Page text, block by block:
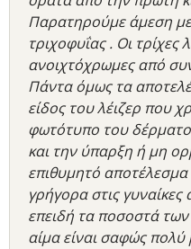
Παρατηρούμε άμεση
τριχοφυΐας . Οι τρίχες
ανοιχτόχρωμες από
Πάντα όμως τα
είδος του λέιζερ που
φωτότυπο του
και την ύπαρξη ή μη
επιθυμητό αποτέλεσμα
γρήγορα στις γυναίκες
επειδή τα ποσοστά
αίμα είναι σαφώς πολύ